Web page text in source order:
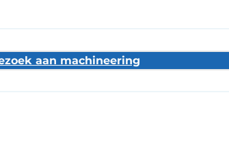
aan machineering